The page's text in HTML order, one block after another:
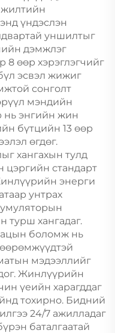
үндэслэн
уншилтыг
дэмжлэг
8 өөр хэрэглэгчийг
эсвэл жижиг
сонголт
мэндийн
нь энгийн жин
бүтцийн 13 өөр
өгдөг.
хангахын тулд
стандарт
энерги
унтрах
турш хангадаг.
боломж нь
мэдээллийг
Жинлүүрийн
үеийн харагддаг
тохирно. Бидний
24/7 ажилладаг
баталгаатай